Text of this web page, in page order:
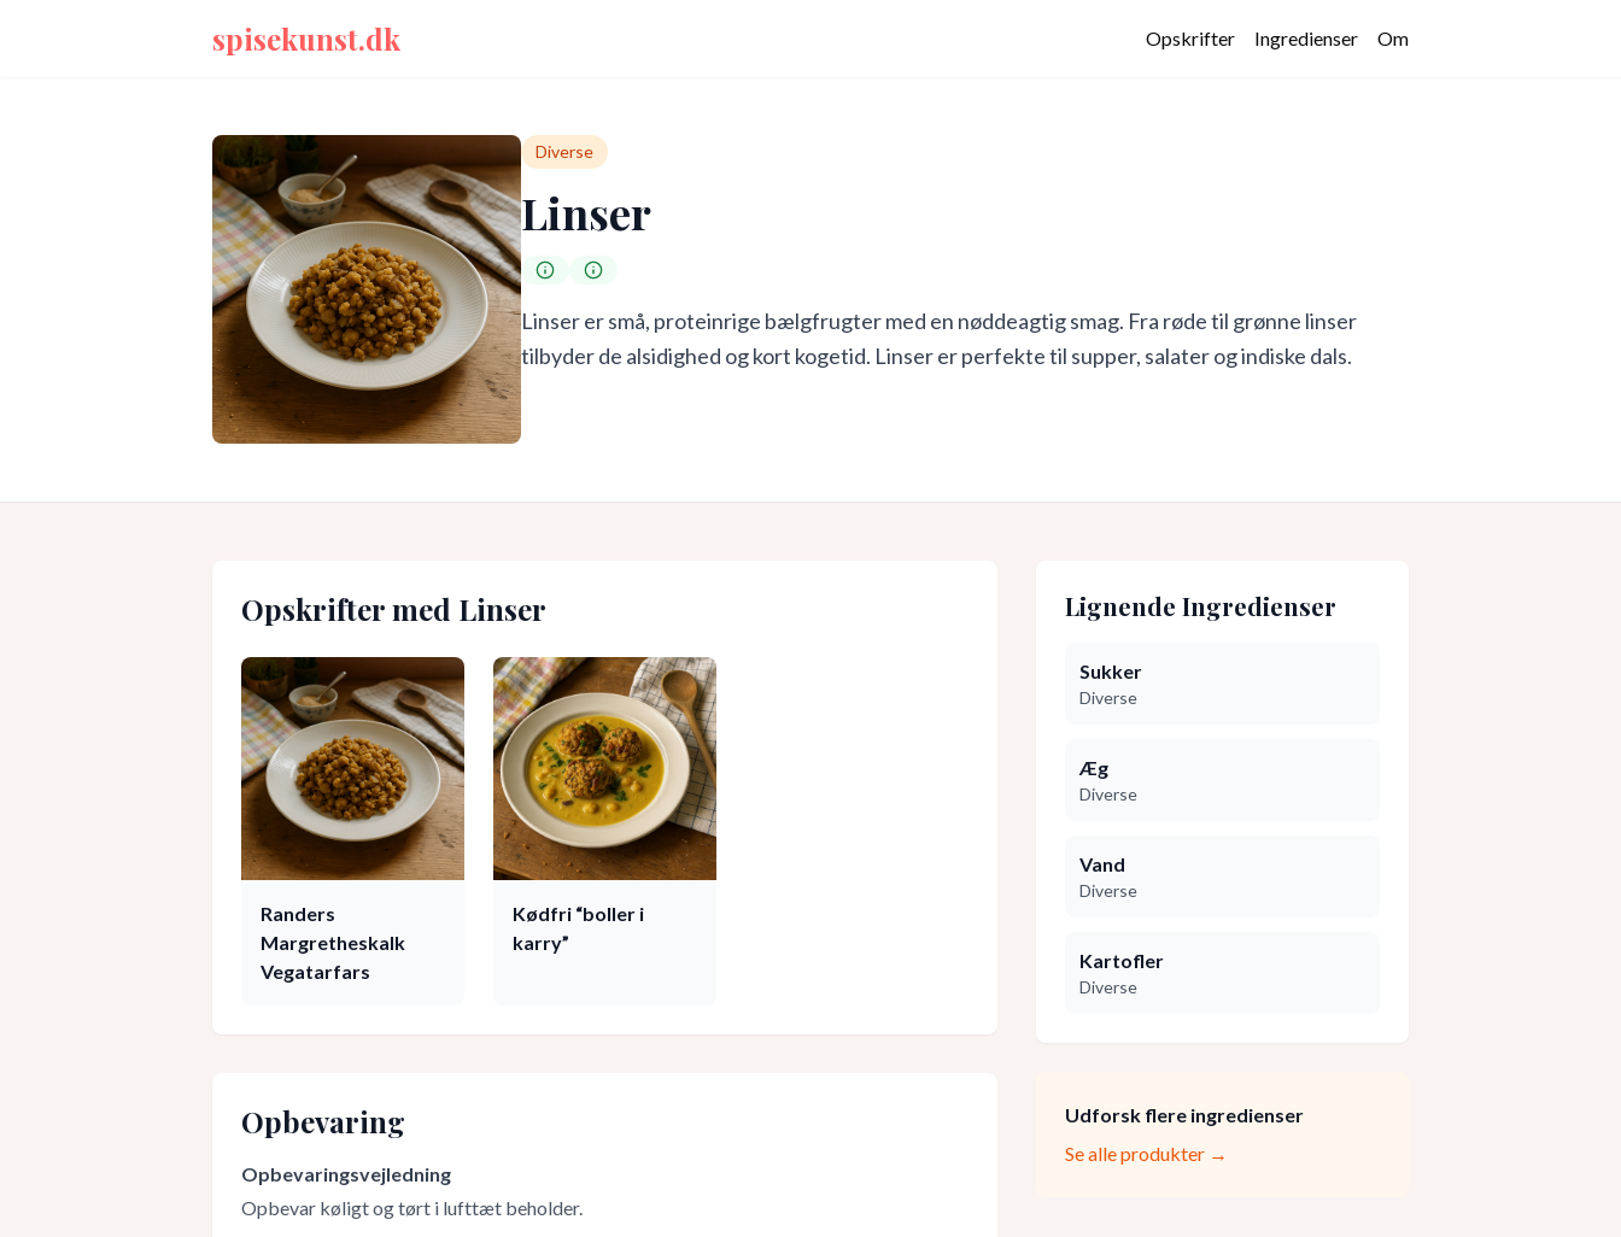
spisekunst.dk Opskrifter Ingredienser Om
Diverse
Linser
Linser er små, proteinrige bælgfrugter med en nøddeagtig smag. Fra røde til grønne linser
tilbyder de alsidighed og kort kogetid. Linser er perfekte til supper, salater og indiske dals.
Opskrifter med Linser
Randers
Margretheskalk
Vegatarfars
Kødfri “boller i
karry”
Opbevaring
Opbevaringsvejledning
Opbevar køligt og tørt i lufttæt beholder.
Lignende Ingredienser
Sukker
Diverse
Æg
Diverse
Vand
Diverse
Kartofler
Diverse
Udforsk flere ingredienser
Se alle produkter →